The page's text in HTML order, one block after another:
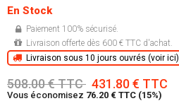
En Stock
Paiement 100% sécurisé.
Livraison offerte dès 600 € TTC d'achat.
Livraison sous 10 jours ouvrés (voir ici)
508.00 € TTC 431.80 € TTC
Vous économisez 76.20 € TTC (15%)